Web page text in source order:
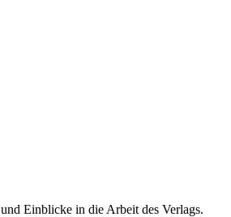
Einblicke in die Arbeit des Verlags.